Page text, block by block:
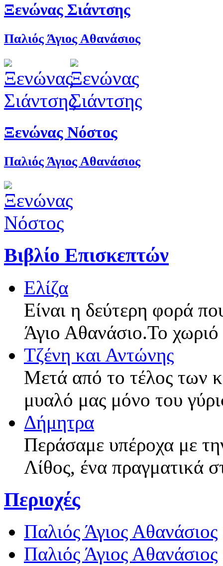
Ξενώνας Σιάντσης
Παλιός Άγιος Αθανάσιος
Ξενώνας Νόστος
Παλιός Άγιος Αθανάσιος
Βιβλίο Επισκεπτών
Ελίζα
Είναι η δεύτερη φορά
Άγιο Αθανάσιο.Το
Τζένη και Αντώνης
Μετά από το τέλος των
μυαλό μας μόνο του
Δήμητρα
Περάσαμε υπέροχα με
Λίθος, ένα πραγματικά
Περιοχές
Παλιός Άγιος Αθανάσιος
Παλιός Άγιος Αθανάσιος